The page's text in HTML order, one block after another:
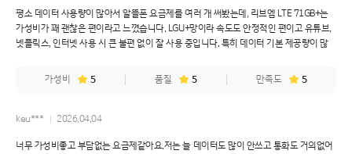
평소 데이터 사용량이 많아서 알뜰폰 요금제를 여러 개 써봤는데, 리브엠 LTE 71GB+는
가성비가 꽤 괜찮은 편이라고 느꼈습니다. LGU+망이라 속도도 안정적인 편이고 유튜브,
넷플릭스, 인터넷 사용 시 큰 불편 없이 잘 사용 중입니다. 특히 데이터 기본 제공량이 많
월 요금 대비 데이터 제공량이 매우 넉넉함
유튜브, 웹서핑, SNS 많이 써도 부족함이 적음
가성비 5 품질 5 만족도 5
keu*** 2026.04.04
너무 가성비좋고 부담없는 요금제같아요.저는 늘 데이터도 많이 안쓰고 통화도 거의없어